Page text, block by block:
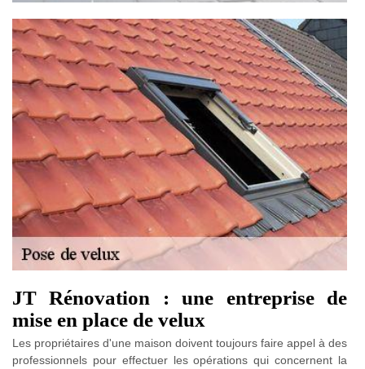
JT Rénovation : une entreprise de
mise en place de velux
Les propriétaires d'une maison doivent toujours faire appel à des
professionnels pour effectuer les opérations qui concernent la